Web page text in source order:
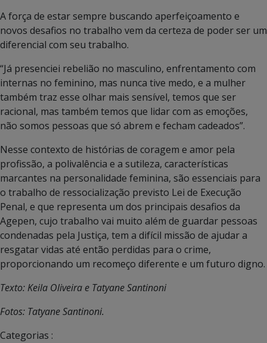
A força de estar sempre buscando aperfeiçoamento e
novos desafios no trabalho vem da certeza de poder ser um
diferencial com seu trabalho.
“Já presenciei rebelião no masculino, enfrentamento com
internas no feminino, mas nunca tive medo, e a mulher
também traz esse olhar mais sensível, temos que ser
racional, mas também temos que lidar com as emoções,
não somos pessoas que só abrem e fecham cadeados”.
Nesse contexto de histórias de coragem e amor pela
profissão, a polivalência e a sutileza, características
marcantes na personalidade feminina, são essenciais para
o trabalho de ressocialização previsto Lei de Execução
Penal, e que representa um dos principais desafios da
Agepen, cujo trabalho vai muito além de guardar pessoas
condenadas pela Justiça, tem a difícil missão de ajudar a
resgatar vidas até então perdidas para o crime,
proporcionando um recomeço diferente e um futuro digno.
Texto: Keila Oliveira e Tatyane Santinoni
Fotos: Tatyane Santinoni.
Categorias :